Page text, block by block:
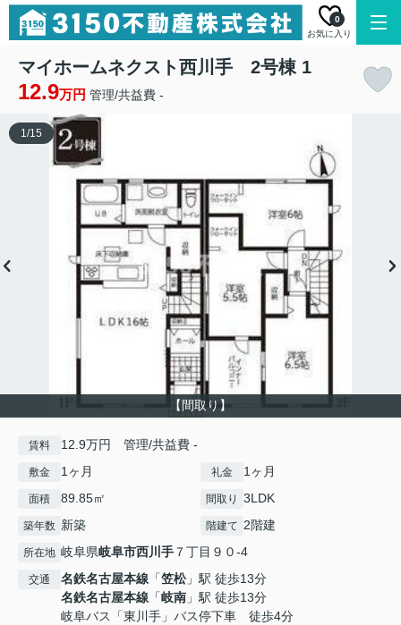
お気に入り
0
マイホームネクスト西川手 2号棟 1
12.9万円 管理/共益費 -
【間取り】
1/15
賃料 12.9万円 管理/共益費 -
敷金 1ヶ月 礼金 1ヶ月
面積 89.85㎡ 間取り 3LDK
築年数 新築 階建て 2階建
所在地 岐阜県岐阜市西川手 ７丁目９０-4
交通 名鉄名古屋本線 「笠松」駅 徒歩13分
名鉄名古屋本線 「岐南 」駅 徒歩13分
岐阜バス「東川手」バス停下車 徒歩4分